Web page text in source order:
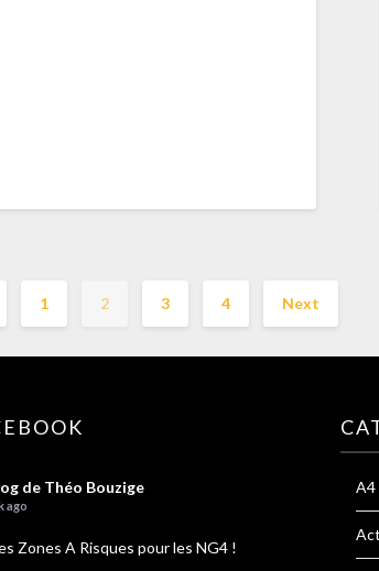
1 2 3 4 Next
de Théo Bouzige
ago
Zones A Risques pour les NG4 !
A4